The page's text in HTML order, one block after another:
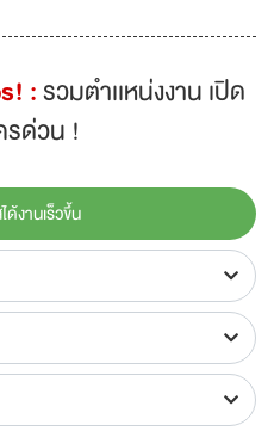
:รวมตำเเหน่งงาน เปิด
ด่วน !
ด้งานเร็วขึ้น